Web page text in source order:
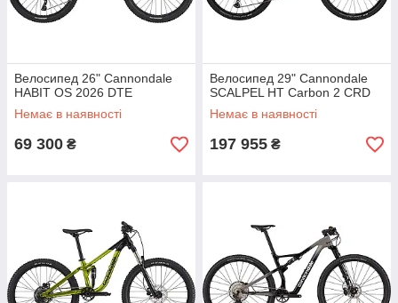
Велосипед 26" Cannondale
HABIT OS 2026 DTE
Немає в наявності
69 300 ₴
Велосипед 29" Cannondale
SCALPEL HT Carbon 2 CRD
Немає в наявності
197 955 ₴